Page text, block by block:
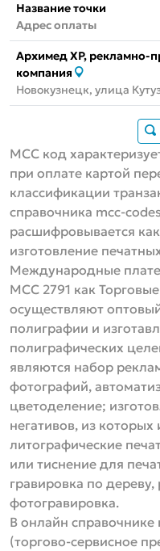
Название точки
Адрес оплаты
Архимед ХР, рекламно-
компания
Новокузнецк, улица
MCC код
при оплате картой
классификации
справочника mcc-
расшифровывается
изготовление
Международные
МСС 2791 как
осуществляют
полиграфии и
полиграфических
являются набор
фотографий,
цветоделение;
негативов, из
литографические
или тиснение для
гравировка по
фотогравировка.
В онлайн справочнике
(торгово-сервисное